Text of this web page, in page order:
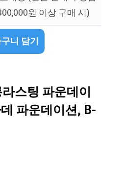
원 이상 구매 시)
니 담기
스팅 파운데이
파운데이션, B-